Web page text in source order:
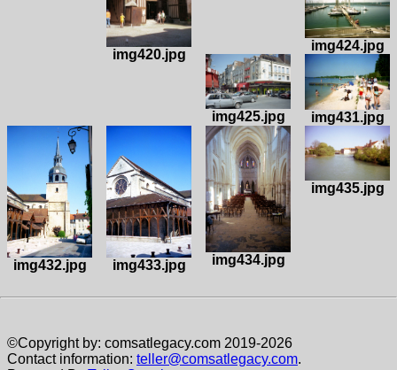
img420.jpg
img424.jpg
img425.jpg img431.jpg
img432.jpg img433.jpg img434.jpg
img435.jpg
©Copyright by: comsatlegacy.com 2019-2026
Contact information: teller@comsatlegacy.com.